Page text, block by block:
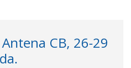
CB, 26-29